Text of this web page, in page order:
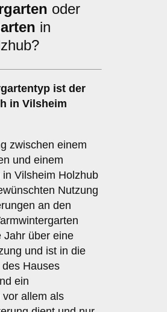
oder
in
ist der
in Vilsheim
zwischen einem
und einem
Vilsheim Holzhub
Nutzung
an den
Jahr über eine
und ist in die
Hauses
ein
allem als